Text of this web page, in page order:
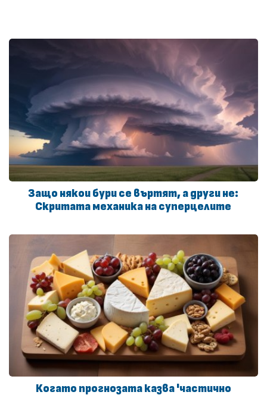
Защо някои бури се въртят, а други не:
Скритата механика на суперцелите
Когато прогнозата казва 'частично